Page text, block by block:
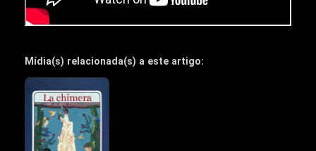
Mídia(s) relacionada(s) a este artigo: